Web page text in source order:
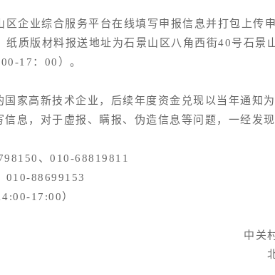
业综合服务平台在线填写申报信息并打包上传
质版材料报送地址为石景山区八角西街40号石景
17：00）。
高新技术企业，后续年度资金兑现以当年通知为
，对于虚报、瞒报、伪造信息等问题，一经发现
、010-68819811
88699153
17:00）
中关